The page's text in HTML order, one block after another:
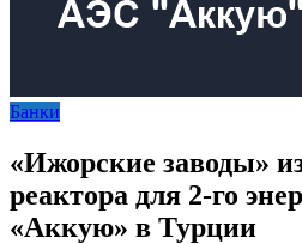
Банки
«Ижорские заводы»
реактора для 2-го
«Аккую» в Турции